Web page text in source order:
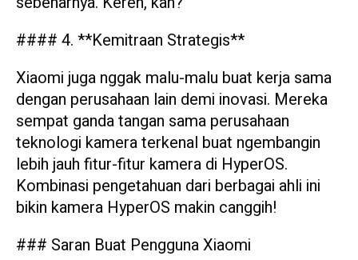
#### 4. **Kemitraan Strategis**
Xiaomi juga nggak malu-malu buat kerja sama
dengan perusahaan lain demi inovasi. Mereka
sempat ganda tangan sama perusahaan
teknologi kamera terkenal buat ngembangin
lebih jauh fitur-fitur kamera di HyperOS.
Kombinasi pengetahuan dari berbagai ahli ini
bikin kamera HyperOS makin canggih!
### Saran Buat Pengguna Xiaomi